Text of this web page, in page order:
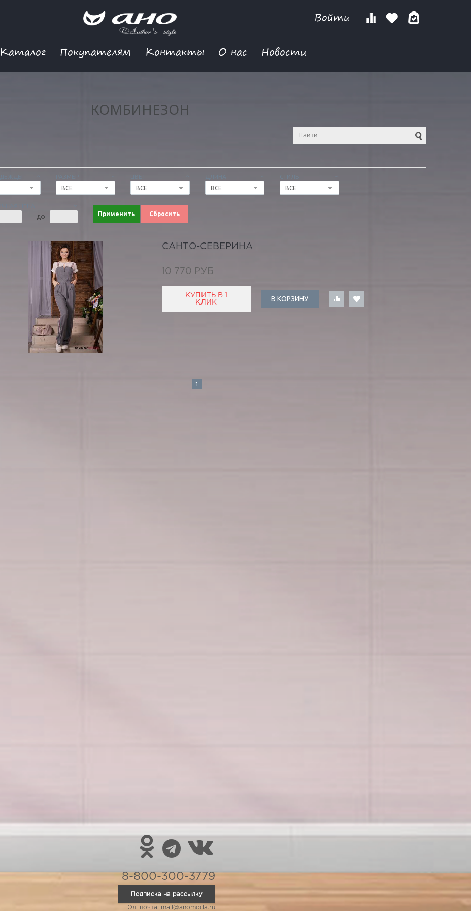
Войти
Каталог Покупателям Контакты О нас Новости
КОМБИНЕЗОН
ВСЕ
ВСЕ
ВСЕ
СТИЛЬ
ВСЕ
ДО Применить Сбросить
САНТО-СЕВЕРИНА
10 770 РУБ
КУПИТЬ В 1
КЛИК
В КОРЗИНУ
1
8-800-300-3779
Подписка на рассылку
Эл. почта: mail@anomoda.ru